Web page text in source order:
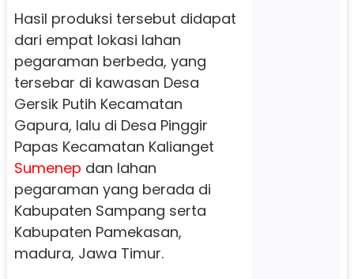
Hasil produksi tersebut didapat
dari empat lokasi lahan
pegaraman berbeda, yang
tersebar di kawasan Desa
Gersik Putih Kecamatan
Gapura, lalu di Desa Pinggir
Papas Kecamatan Kalianget
Sumenep dan lahan
pegaraman yang berada di
Kabupaten Sampang serta
Kabupaten Pamekasan,
madura, Jawa Timur.